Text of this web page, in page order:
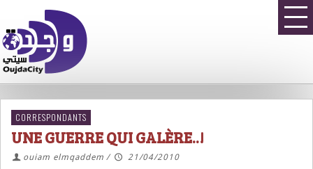
CORRESPONDANTS
UNE GUERRE QUI GALÈRE..!
ouiam elmqaddem /
21/04/2010